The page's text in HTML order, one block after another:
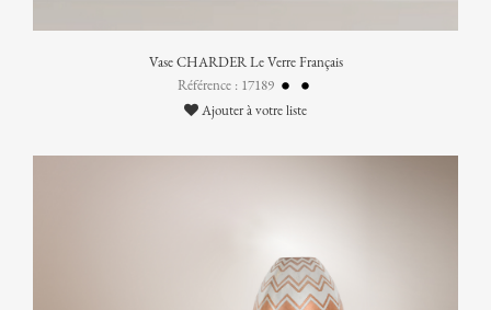
Vase CHARDER Le Verre Français
Référence : 17189
Ajouter à votre liste